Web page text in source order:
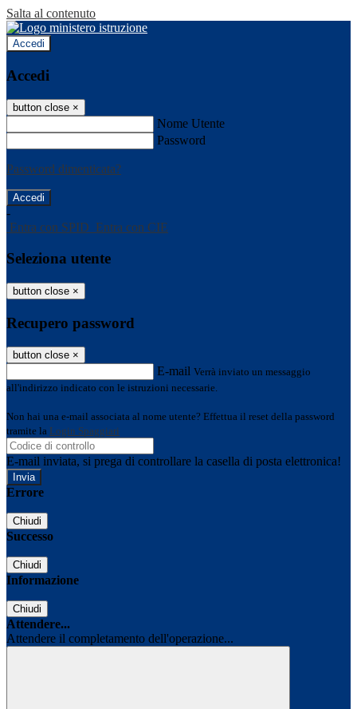
Salta al contenuto
Accedi
Accedi
button close ×
Nome Utente
Password
Password dimenticata?
-
Entra con SPID Entra con CIE
Seleziona utente
button close ×
Recupero password
button close ×
E-mail Verrà inviato un messaggio
all'indirizzo indicato con le istruzioni necessarie.
Non hai una e-mail associata al nome utente? Effettua il reset della password
tramite la Login Spaggiari
E-mail inviata, si prega di controllare la casella di posta elettronica!
Errore
Chiudi
Successo
Chiudi
Informazione
Chiudi
Attendere...
Attendere il completamento dell'operazione...